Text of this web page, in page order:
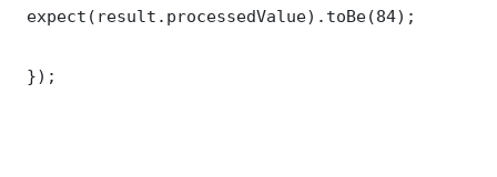
expect(result.processedValue).toBe(84);
});